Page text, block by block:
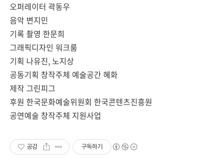
오퍼레이터 곽동우
음악 변지민
기록 촬영 한문희
그래픽디자인 워크룸
기획 나유진, 노지상
공동기획 창작주체 예술공간 혜화
제작 그린피그
후원 한국문화예술위원회 한국콘텐츠진흥원
공연예술 창작주체 지원사업
공감 구독하기